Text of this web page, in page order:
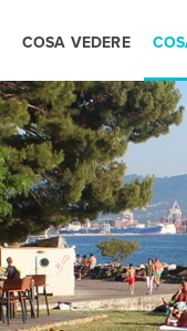
COSA VEDERE